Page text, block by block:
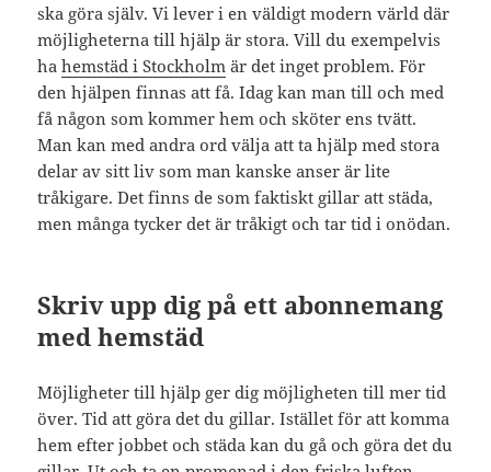
ska göra själv. Vi lever i en väldigt modern värld där
möjligheterna till hjälp är stora. Vill du exempelvis
hahemstäd i Stockholm är det inget problem. För
den hjälpen finnas att få. Idag kan man till och med
få någon som kommer hem och sköter ens tvätt.
Man kan med andra ord välja att ta hjälp med stora
delar av sitt liv som man kanske anser är lite
tråkigare. Det finns de som faktiskt gillar att städa,
men många tycker det är tråkigt och tar tid i onödan.
Skriv upp dig på ett abonnemang
med hemstäd
Möjligheter till hjälp ger dig möjligheten till mer tid
över. Tid att göra det du gillar. Istället för att komma
hem efter jobbet och städa kan du gå och göra det du